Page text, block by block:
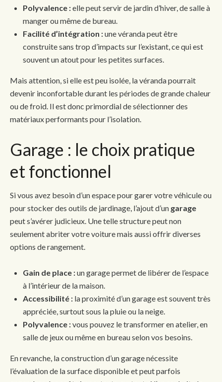
Polyvalence :elle peut servir de jardin d’hiver, de salle à
manger ou même de bureau.
Facilité d’intégration :une véranda peut être
construite sans trop d’impacts sur l’existant, ce qui est
souvent un atout pour les petites surfaces.
Mais attention, si elle est peu isolée, la véranda pourrait
devenir inconfortable durant les périodes de grande chaleur
ou de froid. Il est donc primordial de sélectionner des
matériaux performants pour l’isolation.
Garage : le choix pratique
et fonctionnel
Si vous avez besoin d’un espace pour garer votre véhicule ou
pour stocker des outils de jardinage, l’ajout d’un garage
peut s’avérer judicieux. Une telle structure peut non
seulement abriter votre voiture mais aussi offrir diverses
options de rangement.
Gain de place :un garage permet de libérer de l’espace
à l’intérieur de la maison.
Accessibilité : la proximité d’un garage est souvent très
appréciée, surtout sous la pluie ou la neige.
Polyvalence :vous pouvez le transformer en atelier, en
salle de jeux ou même en bureau selon vos besoins.
En revanche, la construction d’un garage nécessite
l’évaluation de la surface disponible et peut parfois